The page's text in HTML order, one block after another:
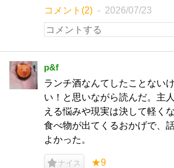
コメント(2) 2026/07/23
p&f
ランチ酒なんてしたことない
い！と思いながら読んだ。主
える悩みや現実は決して軽く
食べ物が出てくるおかげで、
よかった。
ナイス ★9